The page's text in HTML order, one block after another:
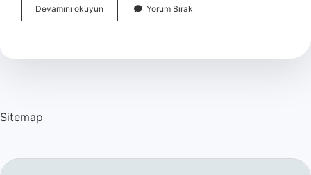
Devamını okuyun
Armudu
Yorum Bırak
Sitemap